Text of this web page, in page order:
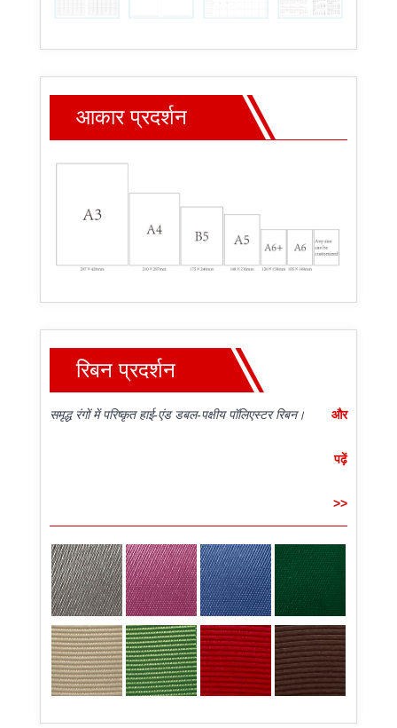
आकार प्रदर्शन
रिबन प्रदर्शन
समृद्ध रंगों में परिष्कृत हाई-एंड डबल-पक्षीय पॉलिएस्टर रिबन। और
पढ़ें
>>